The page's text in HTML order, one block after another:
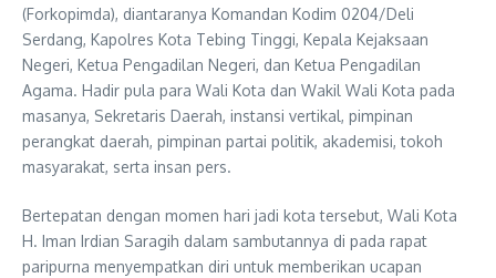
(Forkopimda), diantaranya Komandan Kodim 0204/Deli
Serdang, Kapolres Kota Tebing Tinggi, Kepala Kejaksaan
Negeri, Ketua Pengadilan Negeri, dan Ketua Pengadilan
Agama. Hadir pula para Wali Kota dan Wakil Wali Kota pada
masanya, Sekretaris Daerah, instansi vertikal, pimpinan
perangkat daerah, pimpinan partai politik, akademisi, tokoh
masyarakat, serta insan pers.
Bertepatan dengan momen hari jadi kota tersebut, Wali Kota
H. Iman Irdian Saragih dalam sambutannya di pada rapat
paripurna menyempatkan diri untuk memberikan ucapan